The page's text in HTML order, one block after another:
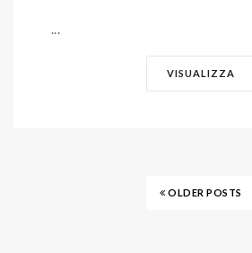
...
VISUALIZZA
OLDER POSTS